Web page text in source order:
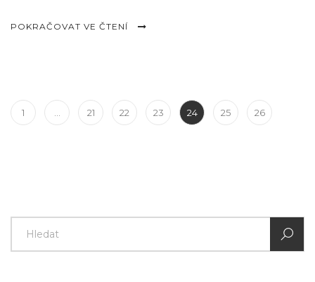
Rozhodně to doporučuji vyzkoušet každému, kdo chce
POKRAČOVAT VE ČTENÍ
1 … 21 22 23 24 25 26